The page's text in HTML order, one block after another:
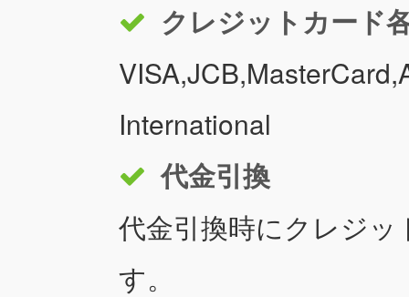
クレジットカード
International
代金引換
代金引換時にクレジ
す。